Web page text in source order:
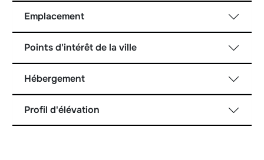
Emplacement
Points d'intérêt de la ville
Hébergement
Profil d'élévation